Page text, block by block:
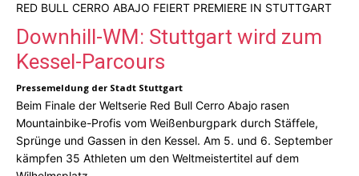
RED BULL CERRO ABAJO FEIERT PREMIERE IN STUTTGART
Downhill-WM: Stuttgart wird zum
Kessel-Parcours
Pressemeldung der Stadt Stuttgart
Beim Finale der Weltserie Red Bull Cerro Abajo rasen
Mountainbike-Profis vom Weißenburgpark durch Stäffele,
Sprünge und Gassen in den Kessel. Am 5. und 6. September
kämpfen 35 Athleten um den Weltmeistertitel auf dem